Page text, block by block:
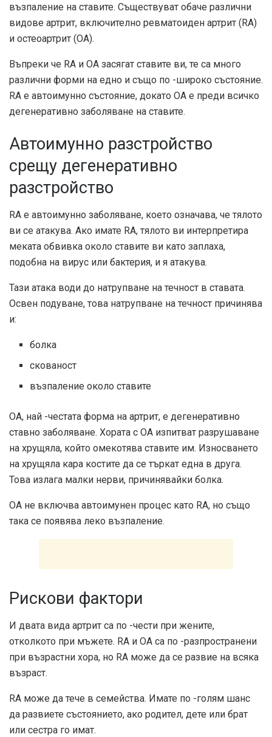
възпаление на ставите. Съществуват обаче различни
видове артрит, включително ревматоиден артрит (RA)
и остеоартрит (OA).
Въпреки че RA и OA засягат ставите ви, те са много
различни форми на едно и също по -широко състояние.
RA е автоимунно състояние, докато ОА е преди всичко
дегенеративно заболяване на ставите.
Автоимунно разстройство
срещу дегенеративно
разстройство
RA е автоимунно заболяване, което означава, че тялото
ви се атакува. Ако имате RA, тялото ви интерпретира
меката обвивка около ставите ви като заплаха,
подобна на вирус или бактерия, и я атакува.
Тази атака води до натрупване на течност в ставата.
Освен подуване, това натрупване на течност причинява
и:
болка
скованост
възпаление около ставите
ОА, най -честата форма на артрит, е дегенеративно
ставно заболяване. Хората с ОА изпитват разрушаване
на хрущяла, който омекотява ставите им. Износването
на хрущяла кара костите да се търкат една в друга.
Това излага малки нерви, причинявайки болка.
ОА не включва автоимунен процес като RA, но също
така се появява леко възпаление.
Рискови фактори
И двата вида артрит са по -чести при жените,
отколкото при мъжете. RA и OA са по -разпространени
при възрастни хора, но RA може да се развие на всяка
възраст.
RA може да тече в семейства. Имате по -голям шанс
да развиете състоянието, ако родител, дете или брат
или сестра го имат.